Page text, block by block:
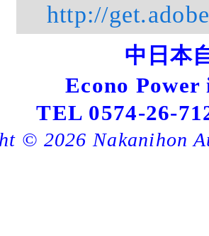
http://
中日本
Econo
TEL 0574-26-
© 2026 Nakanihon